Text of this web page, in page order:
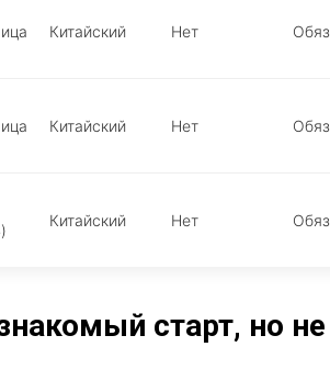
Китайский Нет
Китайский Нет
Китайский Нет
старт, но